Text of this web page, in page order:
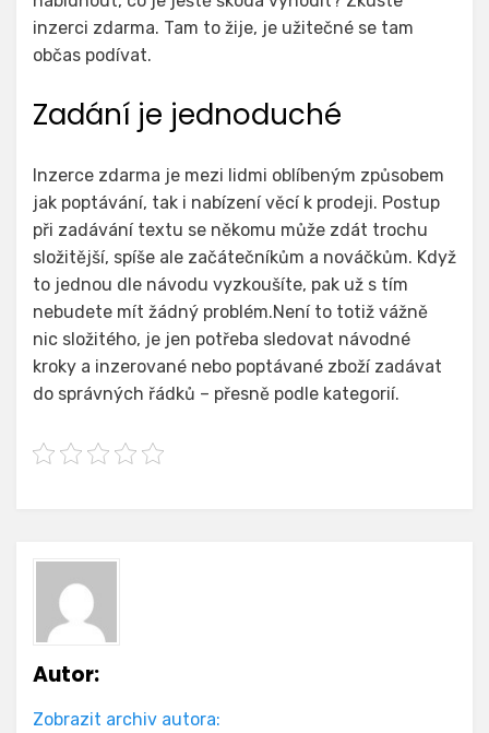
inzerci zdarma. Tam to žije, je užitečné se tam
občas podívat.
Zadání je jednoduché
Inzerce zdarma je mezi lidmi oblíbeným způsobem
jak poptávání, tak i nabízení věcí k prodeji. Postup
při zadávání textu se někomu může zdát trochu
složitější, spíše ale začátečníkům a nováčkům. Když
to jednou dle návodu vyzkoušíte, pak už s tím
nebudete mít žádný problém.Není to totiž vážně
nic složitého, je jen potřeba sledovat návodné
kroky a inzerované nebo poptávané zboží zadávat
do správných řádků – přesně podle kategorií.
Autor:
Zobrazit archiv autora: